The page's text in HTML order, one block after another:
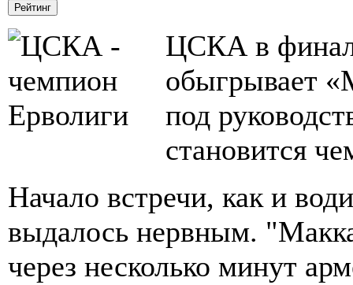
ЦСКА в
обыгрывает
под
становится
Начало встречи, как и
выдалось нервным.
через несколько минут